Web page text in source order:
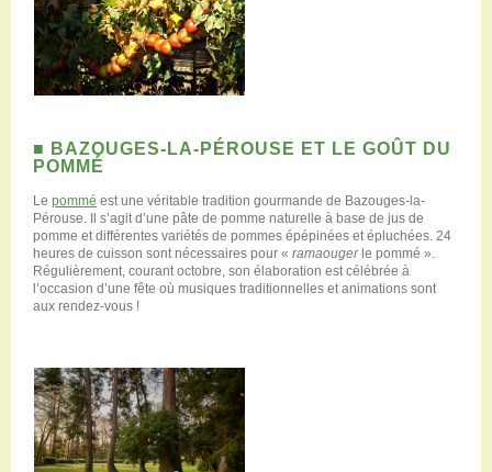
■ BAZOUGES-LA-PÉROUSE ET LE GOÛT DU
POMMÉ
Le pommé est une véritable tradition gourmande de Bazouges-la-
Pérouse. Il s’agit d’une pâte de pomme naturelle à base de jus de
pomme et différentes variétés de pommes épépinées et épluchées. 24
heures de cuisson sont nécessaires pour « ramaougerle pommé ».
Régulièrement, courant octobre, son élaboration est célébrée à
l’occasion d’une fête où musiques traditionnelles et animations sont
aux rendez-vous !